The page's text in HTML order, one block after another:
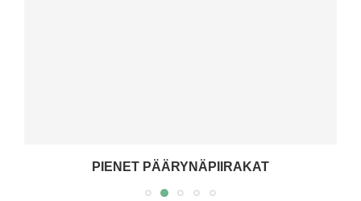
PIENET PÄÄRYNÄPIIRAKAT